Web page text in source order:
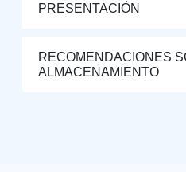
PRESENTACIÓN
RECOMENDACIONES
ALMACENAMIENTO